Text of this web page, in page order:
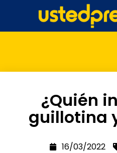
¿Quién
guillotina
16/03/2022